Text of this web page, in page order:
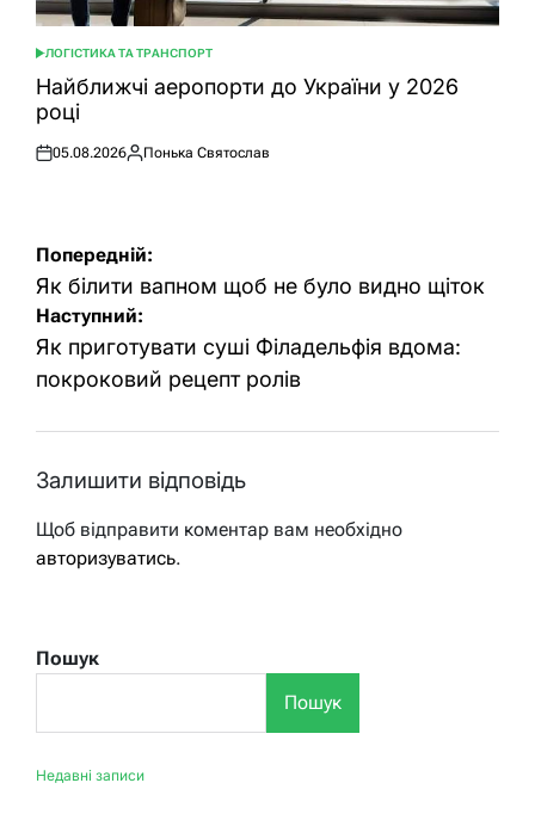
ОПУБЛІКУВАТИ
У
ЛОГІСТИКА ТА ТРАНСПОРТ
Найближчі аеропорти до України у 2026
році
Оприлюднено
05.08.2026
Опубліковано
Понька Святослав
Навігація
записів
Попередній:
Як білити вапном щоб не було видно щіток
Наступний:
Як приготувати суші Філадельфія вдома:
покроковий рецепт ролів
Залишити відповідь
Щоб відправити коментар вам необхідно
авторизуватись.
Пошук
Пошук
Недавні записи